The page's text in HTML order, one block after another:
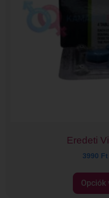
Eredeti
3990 Ft
Opciók